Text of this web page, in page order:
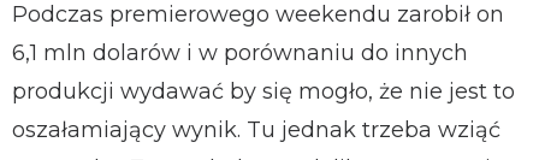
Podczas premierowego weekendu zarobił on
6,1 mln dolarów i w porównaniu do innych
produkcji wydawać by się mogło, że nie jest to
oszałamiający wynik. Tu jednak trzeba wziąć